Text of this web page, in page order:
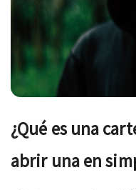
¿Qué es una
abrir una en